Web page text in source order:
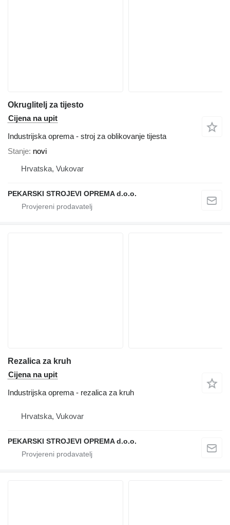
Okruglitelj za tijesto
Cijena na upit
Industrijska oprema - stroj za oblikovanje tijesta
Stanje novi
Hrvatska, Vukovar
PEKARSKI STROJEVI OPREMA d.o.o.
Rezalica za kruh
Cijena na upit
Industrijska oprema - rezalica za kruh
Hrvatska, Vukovar
PEKARSKI STROJEVI OPREMA d.o.o.